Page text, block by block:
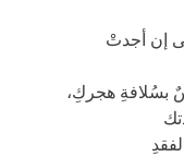
إن أجدتْ
بسُلافةِ هجركِ،